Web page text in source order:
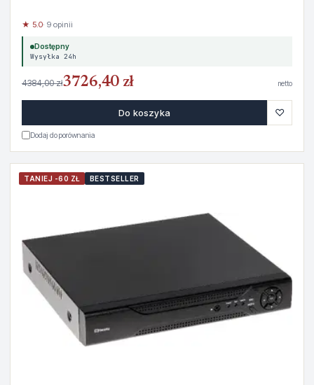
★ 5.0· 9 opinii
Dostępny
Wysyłka 24h
4384,00 zł3726,40 zł netto
Do koszyka ♡
Dodaj do porównania
TANIEJ -60 ZŁ BESTSELLER